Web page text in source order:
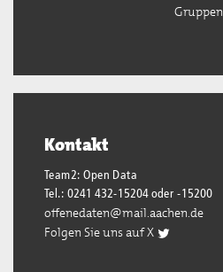
Gruppen
Kontakt
Team2: Open Data
Tel.: 0241 432-15204 oder -15200
offenedaten@mail.aachen.de
Folgen Sie uns auf X